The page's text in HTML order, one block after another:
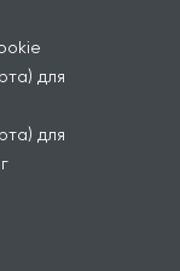
для
для